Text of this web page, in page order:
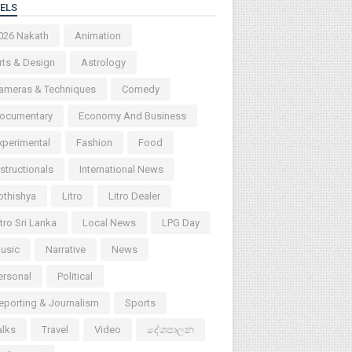
Nakath Animation
& Design Astrology
& Techniques Comedy
Economy And Business
Fashion Food
International News
Litro Litro Dealer
Sri Lanka Local News LPG Day
Narrative News
Political
& Journalism Sports
Travel Video දේශපාලන